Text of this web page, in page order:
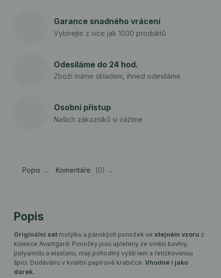
Garance snadného vrácení
Vybírejte z více jak 1000 produktů
Odesíláme do 24 hod.
Zboží máme skladem, ihned odesíláme
Osobní přístup
Našich zákazníků si vážíme
Popis Komentáře 0
Popis
Originální set motýlku a pánských ponožek ve stejném vzoru z
kolekce Avantgard. Ponožky jsou upleteny ze směsi bavlny,
polyamidu a elastanu, mají pohodlný vyšší lem a řetízkovanou
špici. Dodáváno v kvalitní papírové krabičce.Vhodné i jako
dárek.